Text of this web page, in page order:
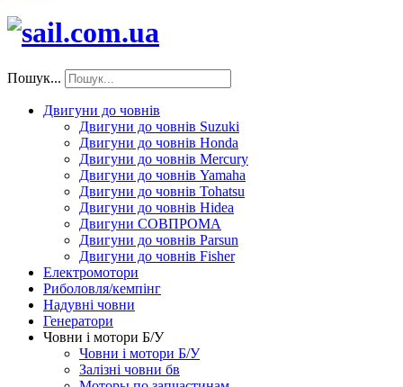
Пошук...
Двигуни до човнів
Двигуни до човнів Suzuki
Двигуни до човнів Honda
Двигуни до човнів Mercury
Двигуни до човнів Yamaha
Двигуни до човнів Tohatsu
Двигуни до човнів Hidea
Двигуни СОВПРОМА
Двигуни до човнів Parsun
Двигуни до човнів Fisher
Електромотори
Риболовля/кемпінг
Надувні човни
Генератори
Човни і мотори Б/У
Човни і мотори Б/У
Залізні човни бв